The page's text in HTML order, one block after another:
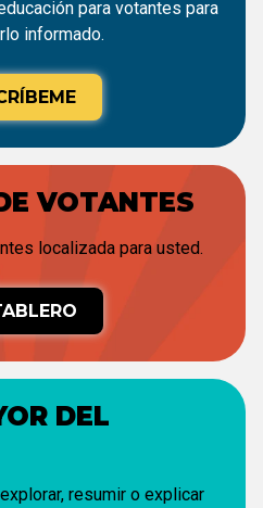
para votantes para
informado.
VOTANTES
localizada para usted.
DEL
resumir o explicar